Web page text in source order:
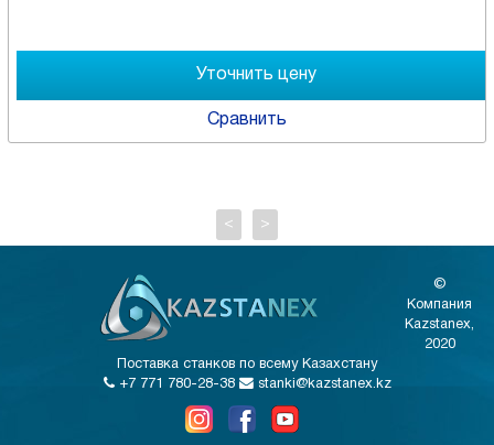
Сравнить
< >
©
Компания
Kazstanex,
2020
Поставка станков по всему Казахстану
+7 771 780-28-38
stanki@kazstanex.kz